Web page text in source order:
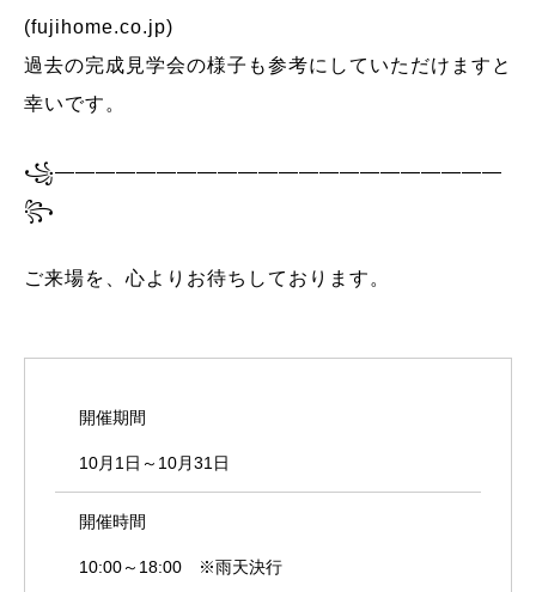
(fujihome.co.jp)
過去の完成見学会の様子も参考にしていただけますと
幸いです。
꧁——————————————————————
꧂
ご来場を、心よりお待ちしております。
開催期間
10月1日～10月31日
開催時間
10:00～18:00 ※雨天決行